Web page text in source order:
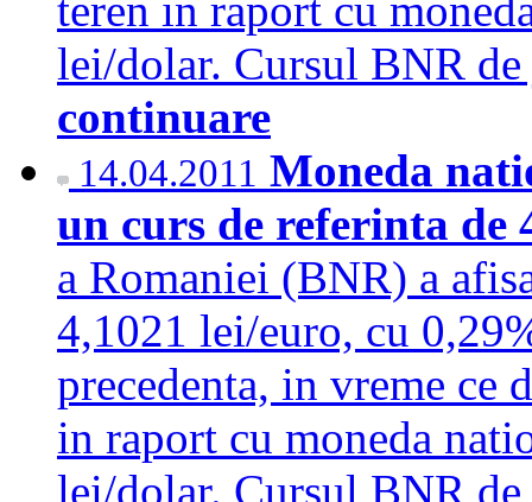
lei/dolar. Cursul BNR
continuare
14.04.2011 Moneda
un curs de referinta de
a Romaniei (BNR) a
4,1021 lei/euro, cu
precedenta, in vreme ce
in raport cu moneda
lei/dolar. Cursul BNR